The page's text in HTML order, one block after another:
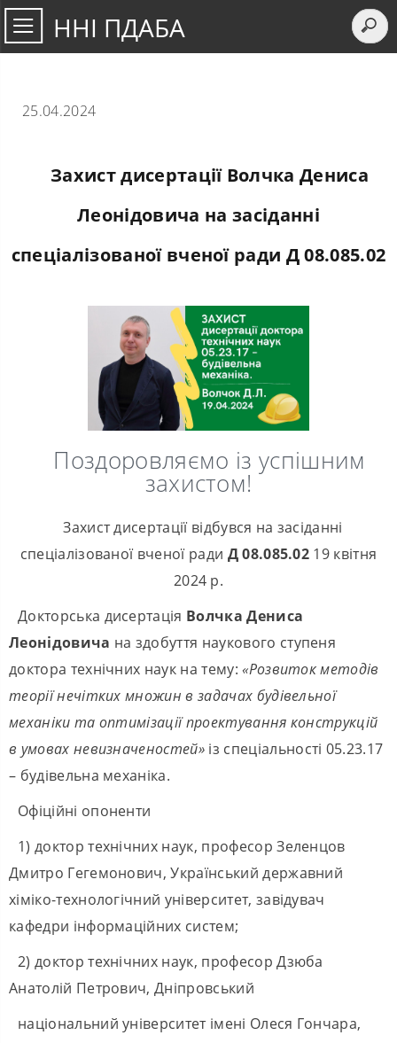
ННІ ПДАБА
25.04.2024
Захист дисертації Волчка Дениса
Леонідовича на засіданні
спеціалізованої вченої ради Д 08.085.02
Поздоровляємо із успішним
захистом!
Захист дисертації відбувся на засіданні
спеціалізованої вченої ради Д 08.085.02 19 квітня
2024 р.
Докторська дисертація Волчка Дениса
Леонідовича на здобуття наукового ступеня
доктора технічних наук на тему:«Розвиток методів
теорії нечітких множин в задачах будівельної
механіки та оптимізації проектування конструкцій
в умовах невизначеностей» із спеціальності 05.23.17
– будівельна механіка.
Офіційні опоненти
1) доктор технічних наук, професор Зеленцов
Дмитро Гегемонович, Український державний
хіміко-технологічний університет, завідувач
кафедри інформаційних систем;
2) доктор технічних наук, професор Дзюба
Анатолій Петрович, Дніпровський
національний університет імені Олеся Гончара,